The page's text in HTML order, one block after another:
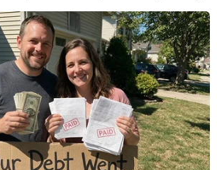
hợp tác với ASEAN để phát
ninh khu vực ở châu Á-Thái
mạnh đến giải quyết hòa
tìm kiếm các giải pháp
tác nhằm đối phó với những
thống và đang nổi lên,
tâm của ASEAN.
định tăng cường hợp tác và an